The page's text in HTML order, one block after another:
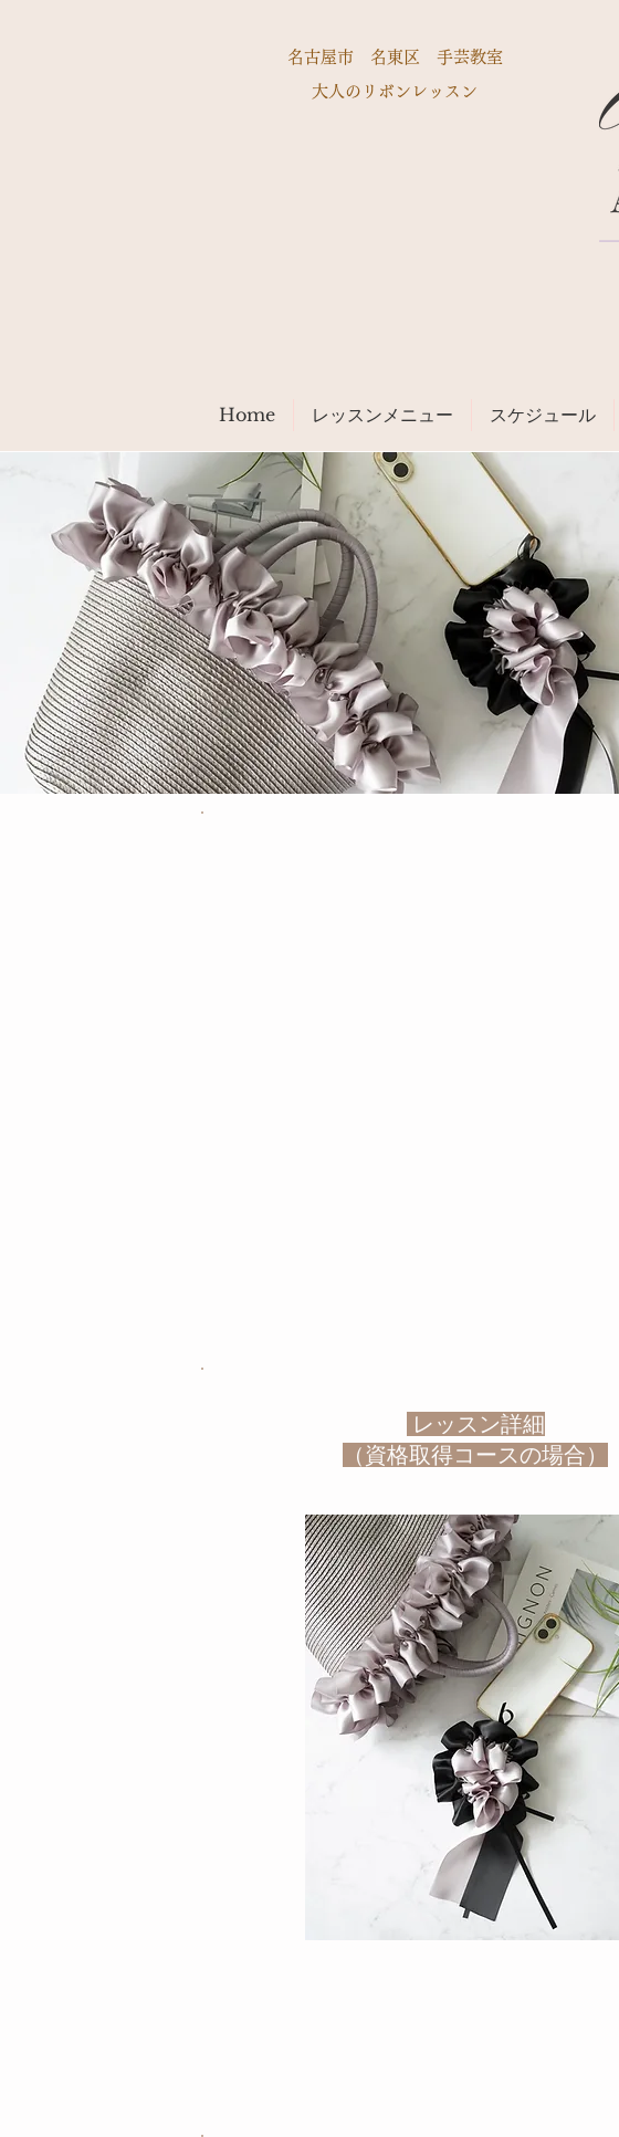
名古屋市 名東区 手芸教室
大人のリボンレッスン
Home レッスンメニュー スケジュール
レッスン詳細
​（資格取得コースの場合）